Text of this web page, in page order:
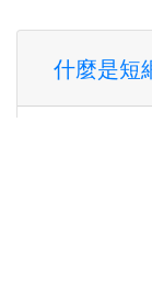
什麼是短